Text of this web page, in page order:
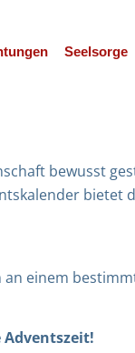
Seelsorge
bewusst
einem
Adventszeit!